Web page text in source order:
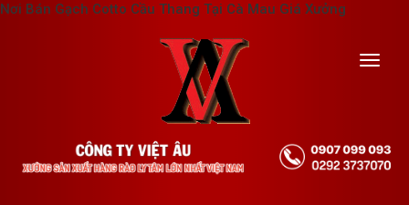
Nơi Bán Gạch Cotto Cầu Thang Tại Cà Mau Giá Xưởng